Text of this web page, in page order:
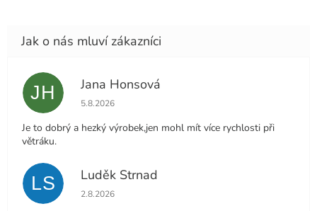
JH Jana Honsová
Hodnocení obchodu je 5 z 5 hvězdiček.
5.8.2026
Je to dobrý a hezký výrobek,jen mohl mít více rychlosti při
větráku.
LS Luděk Strnad
Hodnocení obchodu je 5 z 5 hvězdiček.
2.8.2026